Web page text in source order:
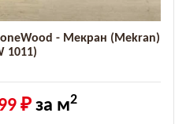
- Мекран (Mekran)
1011)
₽за м2